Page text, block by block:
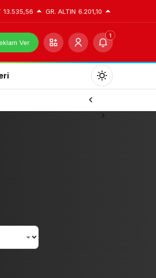
13.535,56 GR. ALTIN 6.201,10
Ver
1
Mod
değiştir
Modu
Modu